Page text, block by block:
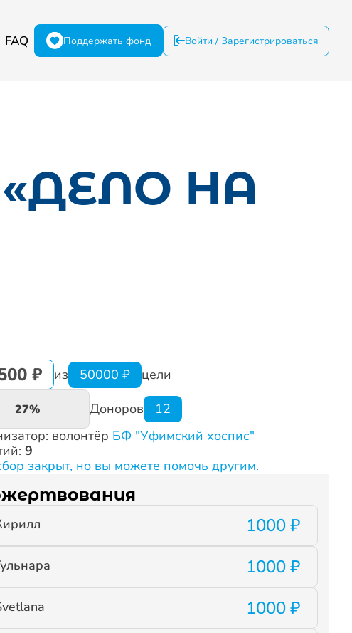
FAQ Поддержать фонд Войти / Зарегистрироваться
НА
₽ из 50000 ₽ цели
27% Доноров
12
волонтёр БФ "Уфимский хоспис"
9
закрыт, но вы можете помочь другим.
1000 ₽
1000 ₽
1000 ₽